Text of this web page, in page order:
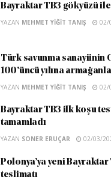
Bayraktar TB3 gökyüzü
YAZAN MEHMET YIĞIT TANIŞ 02/
Türk savunma sanayiinin
100’üncü yılına
YAZAN MEHMET YIĞIT TANIŞ 02/
Bayraktar TB3 ilk koşu
tamamladı
YAZAN SONER ERUÇAR 02/03/
Polonya’ya yeni Bayraktar
teslimatı